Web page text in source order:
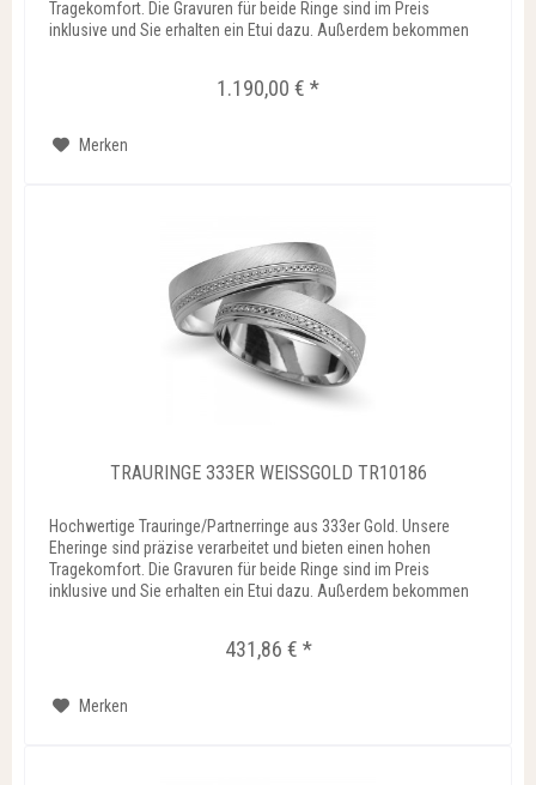
Tragekomfort. Die Gravuren für beide Ringe sind im Preis
inklusive und Sie erhalten ein Etui dazu. Außerdem bekommen
1.190,00 € *
Merken
TRAURINGE 333ER WEISSGOLD TR10186
Hochwertige Trauringe/Partnerringe aus 333er Gold. Unsere
Eheringe sind präzise verarbeitet und bieten einen hohen
Tragekomfort. Die Gravuren für beide Ringe sind im Preis
inklusive und Sie erhalten ein Etui dazu. Außerdem bekommen
431,86 € *
Merken